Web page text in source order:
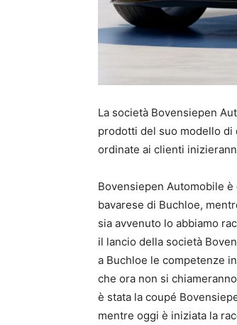
La società Bovensiepen
prodotti del suo modello di
ordinate ai clienti
Bovensiepen Automobile è
bavarese di Buchloe,
sia avvenuto lo abbiamo
il lancio della società
a Buchloe le competenze
che ora non si
è stata la coupé
mentre oggi è iniziata la